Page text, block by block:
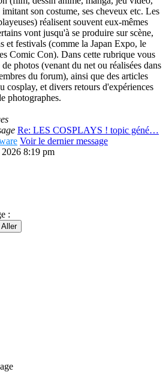
son costume, ses cheveux etc. Les
réalisent souvent eux-mêmes
vont jusqu'à se produire sur scène,
et festivals (comme la Japan Expo, le
Comic Con). Dans cette rubrique vous
photos (venant du net ou réalisées dans
du forum), ainsi que des articles
cosplay, et divers retours d'expériences
photographes.
Re: LES COSPLAYS ! topic géné…
Voir le dernier message
8:19 pm
: